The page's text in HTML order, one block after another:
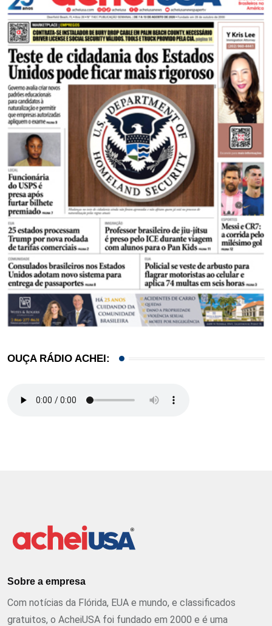
OUÇA RÁDIO ACHEI:
Sobre a empresa
Com notícias da Flórida, EUA e mundo, e classificados
gratuitos, o AcheiUSA foi fundado em 2000 e é uma